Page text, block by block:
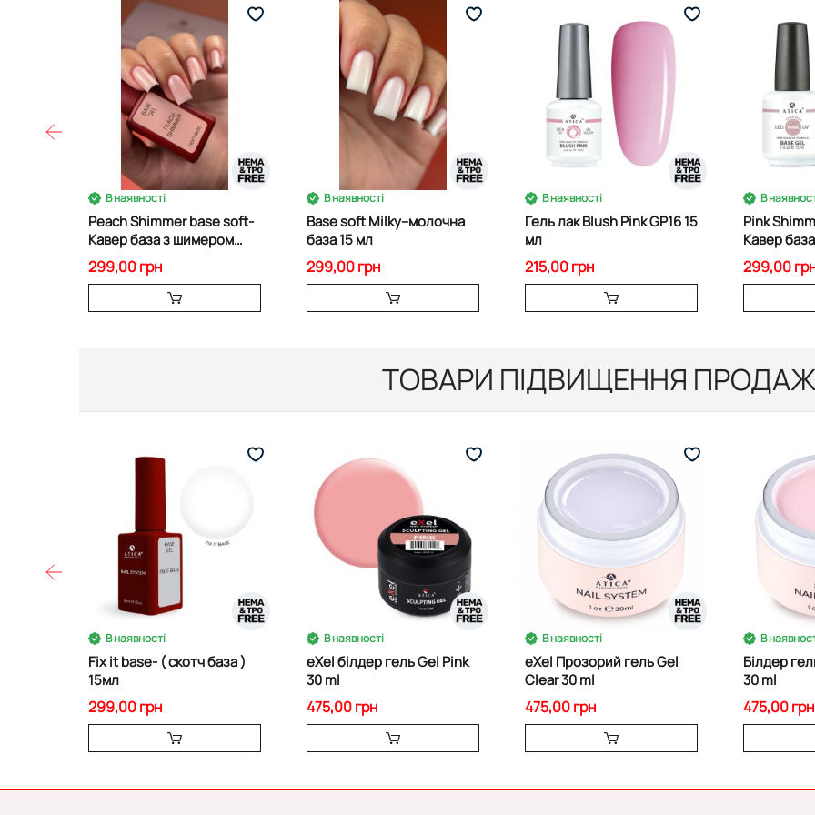
В наявності
Peach Shimmer base soft-
Кавер база з шимером
15мл.
299,00 грн
В наявності
Base soft Milky--молочна
база 15 мл
299,00 грн
В наявності
Гель лак Blush Pink GP16 15
мл
215,00 грн
В
Pink
Кавер
15мл.
299,00
ТОВАРИ ПІДВИЩЕННЯ
В наявності
Fix it base- ( скотч база )
15мл
299,00 грн
В наявності
eXel білдер гель Gel Pink
30 ml
475,00 грн
В наявності
eXel Прозорий гель Gel
Clear 30 ml
475,00 грн
В
Білдер
30 ml
475,00 грн